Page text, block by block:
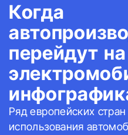
Когда
перейдут на
Ряд европейских
использования